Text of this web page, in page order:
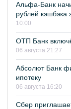
Альфа-Банк
рублей кэшбэка
10:00
ОТП Банк
06 августа 21:27
Абсолют Банк
ипотеку
06 августа 16:20
Сбер